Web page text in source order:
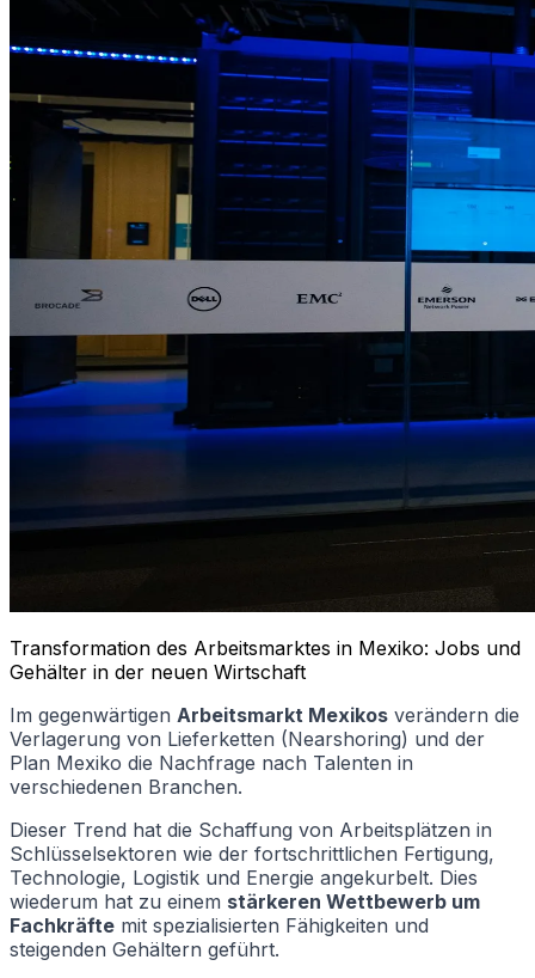
Transformation des Arbeitsmarktes in Mexiko: Jobs und
Gehälter in der neuen Wirtschaft
Im gegenwärtigen Arbeitsmarkt Mexikos verändern die
Verlagerung von Lieferketten (Nearshoring) und der
Plan Mexiko die Nachfrage nach Talenten in
verschiedenen Branchen.
Dieser Trend hat die Schaffung von Arbeitsplätzen in
Schlüsselsektoren wie der fortschrittlichen Fertigung,
Technologie, Logistik und Energie angekurbelt. Dies
wiederum hat zu einem stärkeren Wettbewerb um
Fachkräfte mit spezialisierten Fähigkeiten und
steigenden Gehältern geführt.